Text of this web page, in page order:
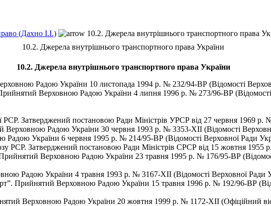
(Дахно І.І.)
10.2. Джерела внутрішнього транспортного права
10.2. Джерела внутрішнього транспортного права України
10.2. Джерела внутрішнього транспортного права України
Радою України 10 листопада 1994 р. № 232/94-ВР (Відомості
Верховною Радою України 4 липня 1996 р. № 273/96-ВР
РСР. Затверджений постановою Ради Міністрів УРСР від 27 червня 1969 р.
Верховною Радою України 30 червня 1993 р. № 3353-ХІІ (Відомості
Радою України 6 червня 1995 р. № 214/95-ВР (Відомості Верховної Ради
РСР. Затверджений постановою Ради Міністрів СРСР від 15 жовтня 1955
Прийнятий Верховною Радою України 23 травня 1995 р. № 176/95-ВР
Радою України 4 травня 1993 р. № 3167-ХІІ (Відомості Верховної
Прийнятий Верховною Радою України 15 травня 1996 р. № 192/96-ВР
Верховною Радою України 20 жовтня 1999 р. № 1172-ХІІ (Офіційний